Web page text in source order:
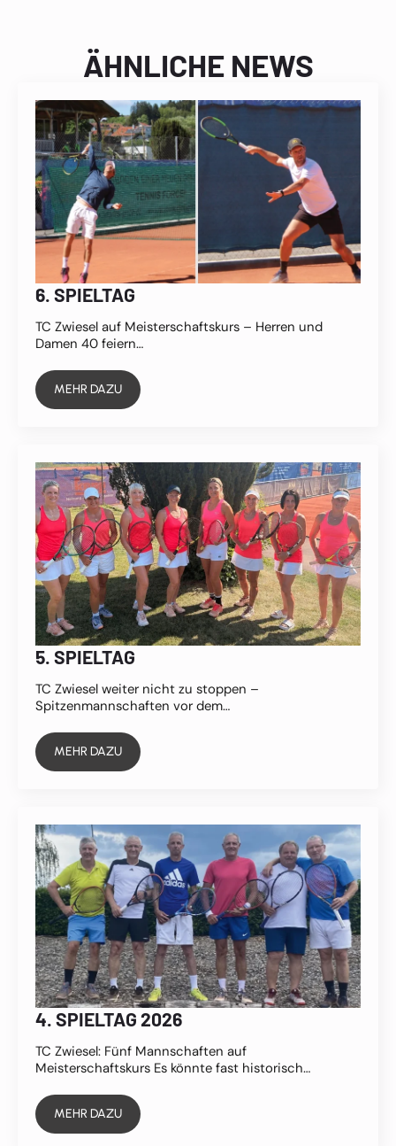
ÄHNLICHE NEWS
6. SPIELTAG
TC Zwiesel auf Meisterschaftskurs – Herren und
Damen 40 feiern…
MEHR DAZU
5. SPIELTAG
TC Zwiesel weiter nicht zu stoppen –
Spitzenmannschaften vor dem…
MEHR DAZU
4. SPIELTAG 2026
TC Zwiesel: Fünf Mannschaften auf
Meisterschaftskurs Es könnte fast historisch…
MEHR DAZU